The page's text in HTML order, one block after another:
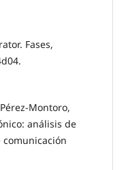
Fases,
Montoro,
análisis de